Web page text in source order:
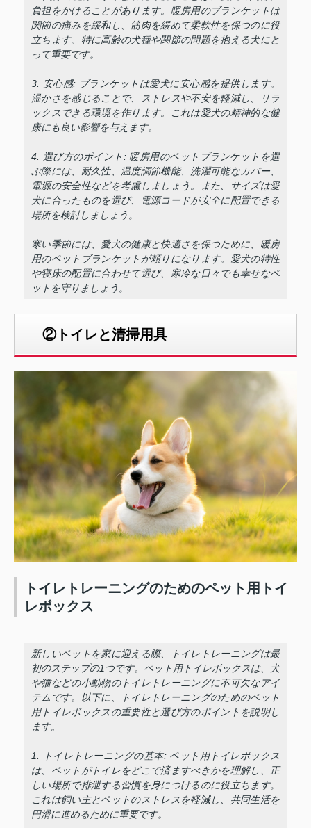
負担をかけることがあります。暖房用のブランケットは
関節の痛みを緩和し、筋肉を緩めて柔軟性を保つのに役
立ちます。特に高齢の犬種や関節の問題を抱える犬にと
って重要です。
3. 安心感: ブランケットは愛犬に安心感を提供します。
温かさを感じることで、ストレスや不安を軽減し、リラ
ックスできる環境を作ります。これは愛犬の精神的な健
康にも良い影響を与えます。
4. 選び方のポイント: 暖房用のペットブランケットを選
ぶ際には、耐久性、温度調節機能、洗濯可能なカバー、
電源の安全性などを考慮しましょう。また、サイズは愛
犬に合ったものを選び、電源コードが安全に配置できる
場所を検討しましょう。
寒い季節には、愛犬の健康と快適さを保つために、暖房
用のペットブランケットが頼りになります。愛犬の特性
や寝床の配置に合わせて選び、寒冷な日々でも幸せなペ
ットを守りましょう。
②トイレと清掃用具
トイレトレーニングのためのペット用トイ
レボックス
新しいペットを家に迎える際、トイレトレーニングは最
初のステップの1つです。ペット用トイレボックスは、犬
や猫などの小動物のトイレトレーニングに不可欠なアイ
テムです。以下に、トイレトレーニングのためのペット
用トイレボックスの重要性と選び方のポイントを説明し
ます。
1. トイレトレーニングの基本: ペット用トイレボックス
は、ペットがトイレをどこで済ますべきかを理解し、正
しい場所で排泄する習慣を身につけるのに役立ちます。
これは飼い主とペットのストレスを軽減し、共同生活を
円滑に進めるために重要です。